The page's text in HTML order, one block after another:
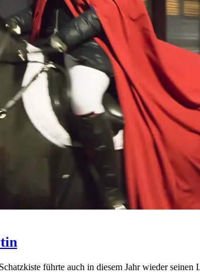
führte auch in diesem Jahr wieder